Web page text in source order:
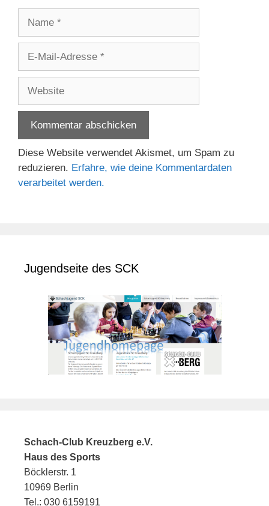
Adresse
Diese Website verwendet Akismet, um Spam zu
reduzieren. Erfahre, wie deine Kommentardaten
verarbeitet werden.
Jugendseite des SCK
Schach-Club Kreuzberg e.V.
Haus des Sports
Böcklerstr. 1
10969 Berlin
Tel.: 030 6159191